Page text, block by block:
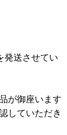
発送させてい
が御座います
していただき